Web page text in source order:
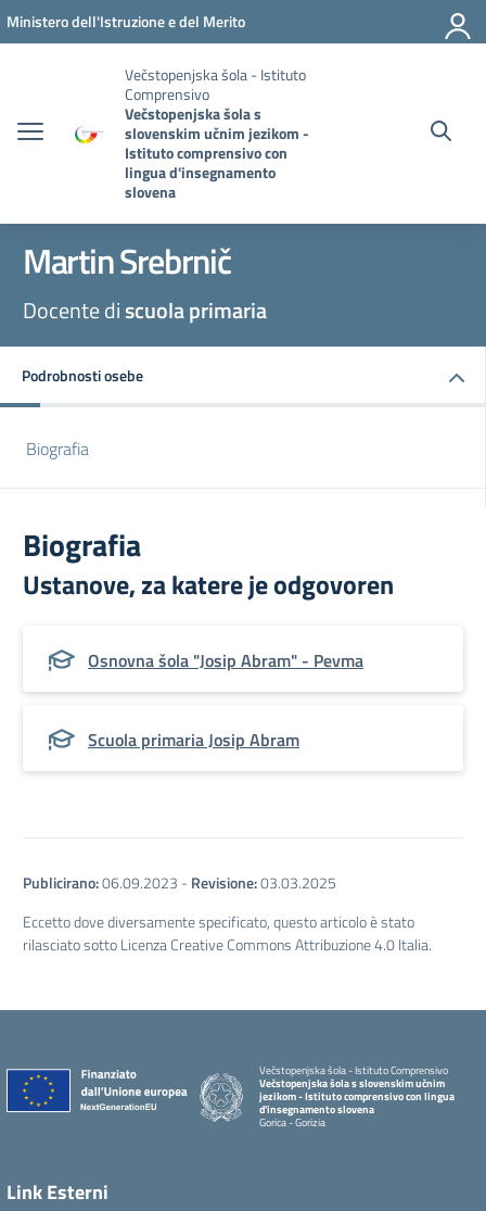
Pojdi na vsebino
Vai al menu di navigazione
Vai al footer
Ministero dell'Istruzione e del Merito
Večstopenjska šola - Istituto
Comprensivo
Večstopenjska šola s
slovenskim učnim jezikom -
Istituto comprensivo con
lingua d'insegnamento
slovena
Martin Srebrnič
Docente discuola primaria
Podrobnosti osebe
Biografia
Biografia
Ustanove, za katere je odgovoren
Osnovna šola "Josip Abram" - Pevma
Scuola primaria Josip Abram
Publicirano:06.09.2023 -Revisione:03.03.2025
Eccetto dove diversamente specificato, questo articolo è stato
rilasciato sotto Licenza Creative Commons Attribuzione 4.0 Italia.
Večstopenjska šola - Istituto Comprensivo
Večstopenjska šola s slovenskim učnim
jezikom - Istituto comprensivo con lingua
d'insegnamento slovena
Gorica - Gorizia
Link Esterni